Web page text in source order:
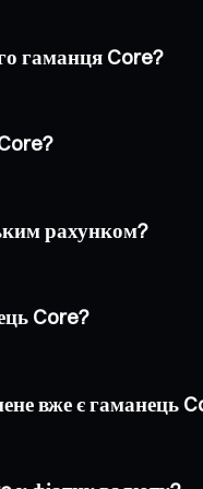
гаманця Core?
рахунком?
Core?
вже є гаманець